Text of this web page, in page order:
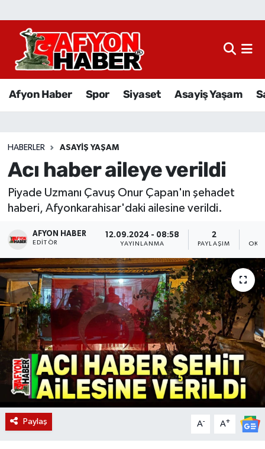
Afyon Haber Spor Siyaset Asayiş Yaşam
HABERLER ASAYIŞ YAŞAM
Acı haber aileye verildi
Piyade Uzmanı Çavuş Onur Çapan'ın şehadet
haberi, Afyonkarahisar'daki ailesine verildi.
AFYON HABER
EDITÖR
12.09.2024 - 08:58
YAYINLANMA
2
PAYLAŞIM
Paylaş A- A+
Afyon Haber
Sağlık
Eğitim
Ekonomi
Magazin
Etkinlikler